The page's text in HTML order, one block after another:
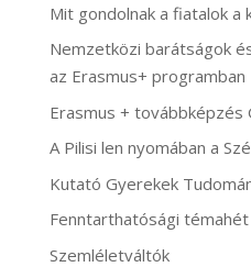
Mit gondolnak a fiatalok
Nemzetközi barátságok
az Erasmus+ programban
Erasmus + továbbképzés
A Pilisi len nyomában a
Kutató Gyerekek
Fenntarthatósági témahét
Szemléletváltók